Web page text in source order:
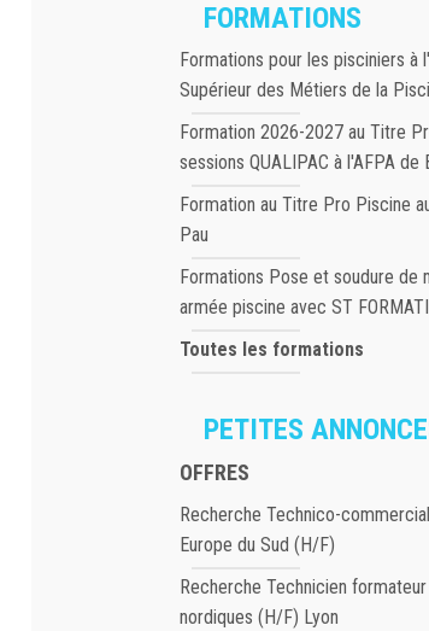
FORMATIONS
Formations pour les pisciniers à
Supérieur des Métiers de la
Formation 2026-2027 au Titre
sessions QUALIPAC à l'AFPA de
Formation au Titre Pro Piscine
Pau
Formations Pose et soudure de
armée piscine avec ST
Toutes les formations
PETITES
OFFRES
Recherche Technico-
Europe du Sud (H/F)
Recherche Technicien formateur
nordiques (H/F) Lyon